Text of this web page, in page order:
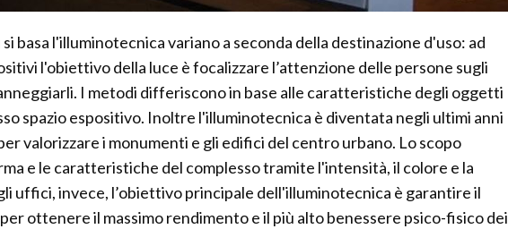
basa l'illuminotecnica variano a seconda della destinazione d'uso: ad
l'obiettivo della luce è focalizzare l’attenzione delle persone sugli
I metodi differiscono in base alle caratteristiche degli oggetti
spazio espositivo. Inoltre l'illuminotecnica è diventata negli ultimi anni
valorizzare i monumenti e gli edifici del centro urbano. Lo scopo
e le caratteristiche del complesso tramite l'intensità, il colore e la
uffici, invece, l’obiettivo principale dell'illuminotecnica è garantire il
ottenere il massimo rendimento e il più alto benessere psico-fisico dei